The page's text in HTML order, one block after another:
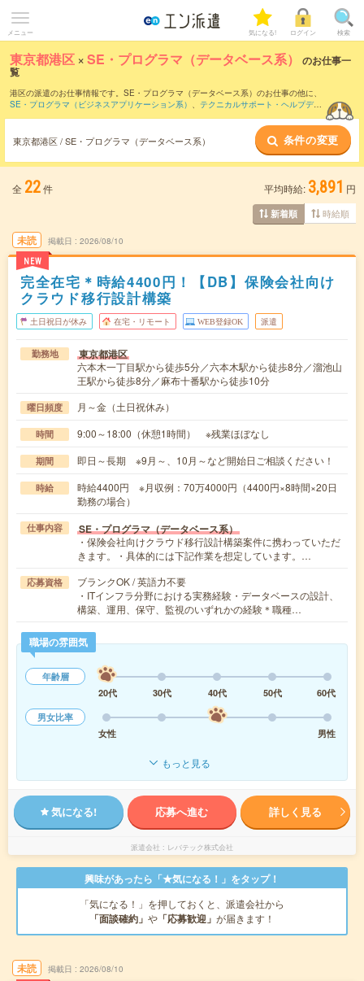
メニュー 気になる! ログイン 検索
東京都港区 ×SE・プログラマ（データベース系） のお仕事一
覧
港区の派遣のお仕事情報です。SE・プログラマ（データベース系）のお仕事の他に、
SE・プログラマ（ビジネスアプリケーション系） 、 テクニカルサポート・ヘルプデス
などのこだわり条件で絞り込んでいただけます。職種辞
典：SE・プログラマ（データベース系）のお仕事とは？とは？
東京都港区 / SE・プログラマ（データベース系） 条件の変更
全 22件 平均時給: 3,891 円
新着順 時給順
未読
NEW
掲載日 2026/08/10
完全在宅＊時給4400円！【DB】保険会社向け
クラウド移行設計構築
土日祝日が休み 在宅・リモート WEB登録OK 派遣
勤務地 東京都港区
六本木一丁目駅から徒歩5分／六本木駅から徒歩8分／溜池山
王駅から徒歩8分／麻布十番駅から徒歩10分
曜日頻度 月～金（土日祝休み）
時間 9:00～18:00（休憩1時間） ※残業ほぼなし
期間 即日～長期 ※9月～、10月～など開始日ご相談ください！
時給
時給4400円 ※月収例：70万4000円（4400円×8時間×20日
勤務の場合）
仕事内容 SE・プログラマ（データベース系）
・保険会社向けクラウド移行設計構築案件に携わっていただ
きます。・具体的には下記作業を想定しています。…
応募資格
ブランクOK / 英語力不要
・ITインフラ分野における実務経験・データベースの設計、
構築、運用、保守、監視のいずれかの経験＊職種…
職場の雰囲気
年齢層
20代
30代 40代 50代
60代
男女比率
女性
男性
もっと見る
気になる! 応募へ進む 詳しく見る
派遣会社 レバテック株式会社
興味があったら「★気になる！」をタップ！
「気になる！」を押しておくと、派遣会社から
「面談確約」 や 「応募歓迎」 が届きます！
未読 掲載日 2026/08/10